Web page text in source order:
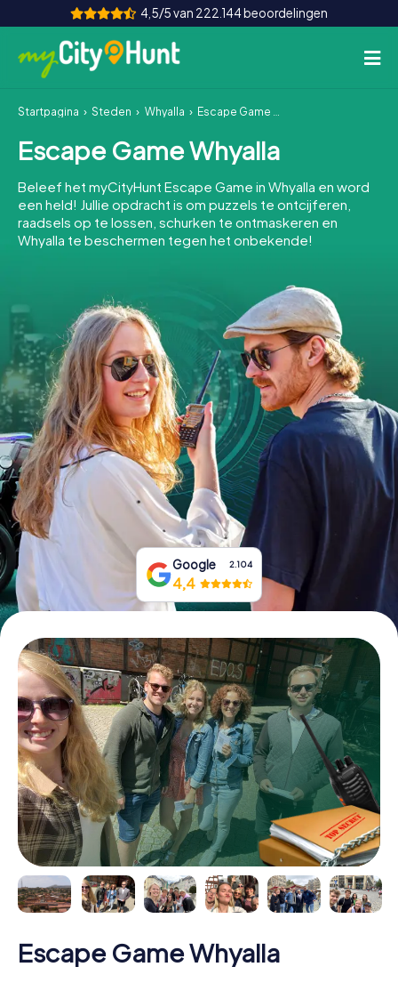
4,5/5 van 222.144 beoordelingen
Hoe het werkt
Steden
Tours
Teamevenement
INT AT CH
DE
ES
FR UK
IE
IT
NL
Boek tickets
Koop cadeaubonnen
Startpagina Steden Whyalla Escape Game Whyalla
Escape Game Whyalla
Beleef het myCityHunt Escape Game in Whyalla en word
een held! Jullie opdracht is om puzzels te ontcijferen,
raadsels op te lossen, schurken te ontmaskeren en
Whyalla te beschermen tegen het onbekende!
Google 2.104
4,4
Escape Game Whyalla